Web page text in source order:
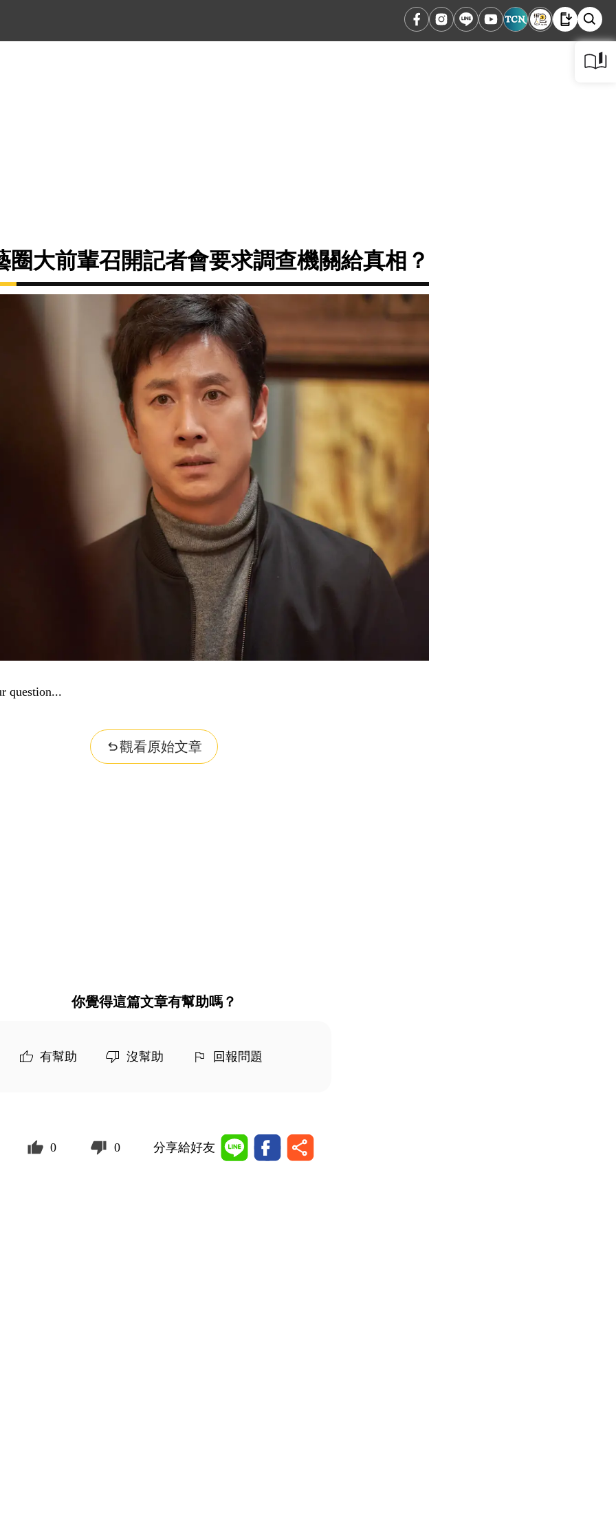
圈大前輩召開記者會要求調查機關給真相？
question...
觀看原始文章
你覺得這篇文章有幫助嗎？
有幫助 沒幫助 回報問題
0 0 分享給好友